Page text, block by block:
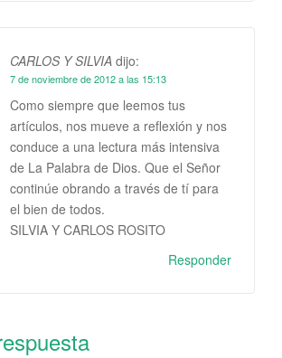
CARLOS Y SILVIA dijo:
7 de noviembre de 2012 a las 15:13
Como siempre que leemos tus
artículos, nos mueve a reflexión y nos
conduce a una lectura más intensiva
de La Palabra de Dios. Que el Señor
continúe obrando a través de tí para
el bien de todos.
SILVIA Y CARLOS ROSITO
Responder